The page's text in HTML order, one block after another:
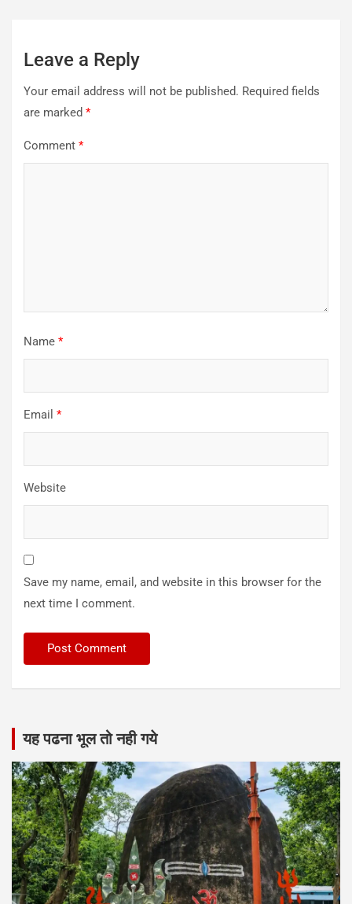
Leave a Reply
Your email address will not be published. Required fields
are marked *
Comment *
Name *
Email *
Website
Save my name, email, and website in this browser for the
next time I comment.
यह पढना भूल तो नही गये